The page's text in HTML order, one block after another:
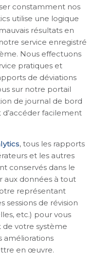
constamment nos
utilise une logique
résultats en
service enregistré
Nous effectuons
pratiques et
de déviations
sur notre portail
de journal de bord
facilement
, tous les rapports
et les autres
conservés dans le
aux données à tout
représentant
sessions de révision
etc.) pour vous
votre système
améliorations
en œuvre.